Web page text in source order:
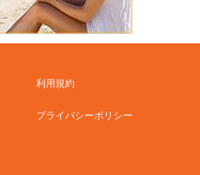
利用規約
プライバシーポリシー